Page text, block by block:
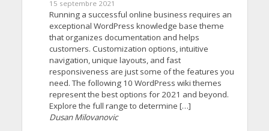
15 septembre 2021
Running a successful online business requires an
exceptional WordPress knowledge base theme
that organizes documentation and helps
customers. Customization options, intuitive
navigation, unique layouts, and fast
responsiveness are just some of the features you
need. The following 10 WordPress wiki themes
represent the best options for 2021 and beyond.
Explore the full range to determine […]
Dusan Milovanovic